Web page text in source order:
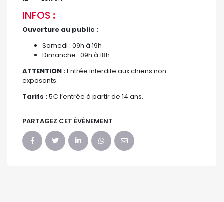
INFOS :
Ouverture au public :
Samedi : 09h à 19h
Dimanche : 09h à 18h.
ATTENTION :Entrée interdite aux chiens non
exposants.
Tarifs :5€ l’entrée à partir de 14 ans.
PARTAGEZ CET ÉVÉNEMENT